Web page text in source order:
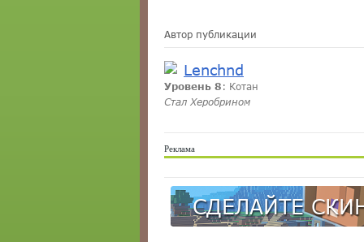
Автор публикации
Lenchnd
Уровень 8 : Котан
Стал Херобрином
Реклама
СДЕЛАЙТЕ